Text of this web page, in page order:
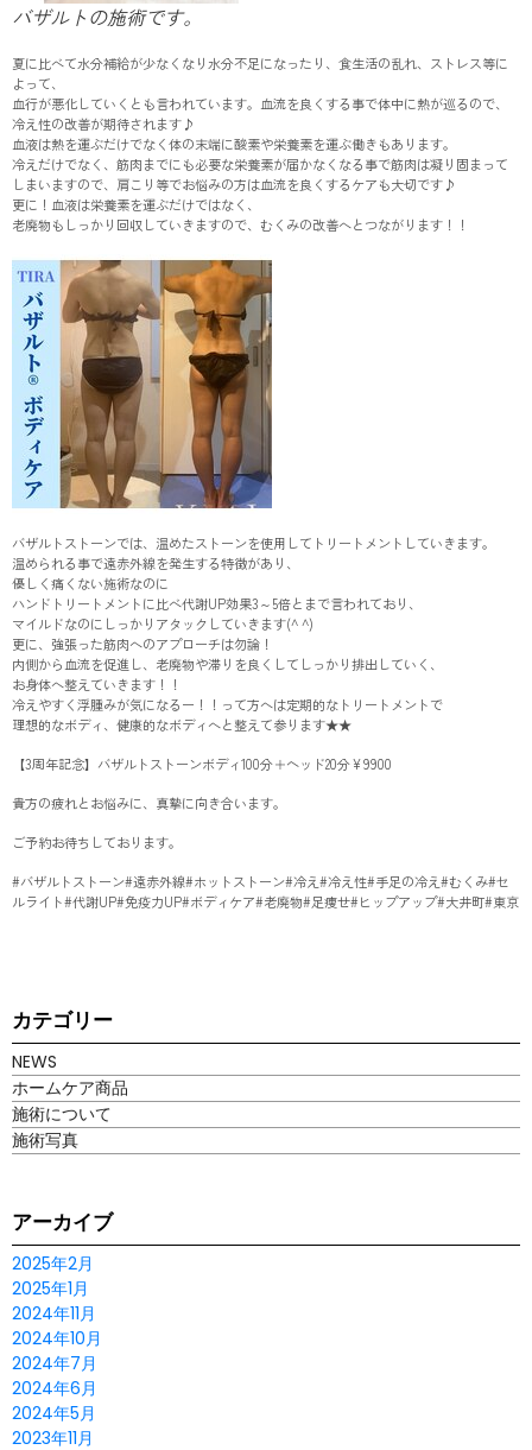
バザルトの施術です。
夏に比べて水分補給が少なくなり水分不足になったり、食生活の乱れ、ストレス等に
よって、
血行が悪化していくとも言われています。血流を良くする事で体中に熱が巡るので、
冷え性の改善が期待されます♪
血液は熱を運ぶだけでなく体の末端に酸素や栄養素を運ぶ働きもあります。
冷えだけでなく、筋肉までにも必要な栄養素が届かなくなる事で筋肉は凝り固まって
しまいますので、肩こり等でお悩みの方は血流を良くするケアも大切です♪
更に！血液は栄養素を運ぶだけではなく、
老廃物もしっかり回収していきますので、むくみの改善へとつながります！！
バザルトストーンでは、温めたストーンを使用してトリートメントしていきます。
温められる事で遠赤外線を発生する特徴があり、
優しく痛くない施術なのに
ハンドトリートメントに比べ代謝UP効果3～5倍とまで言われており、
マイルドなのにしっかりアタックしていきます(^ ^)
更に、強張った筋肉へのアプローチは勿論！
内側から血流を促進し、老廃物や滞りを良くしてしっかり排出していく、
お身体へ整えていきます！！
冷えやすく浮腫みが気になるー！！って方へは定期的なトリートメントで
理想的なボディ、健康的なボディへと整えて参ります★★
【3周年記念】バザルトストーンボディ100分＋ヘッド20分¥9900
貴方の疲れとお悩みに、真摯に向き合います。
ご予約お待ちしております。
#バザルトストーン#遠赤外線#ホットストーン#冷え#冷え性#手足の冷え#むくみ#セ
ルライト#代謝UP#免疫力UP#ボディケア#老廃物#足痩せ#ヒップアップ#大井町#東京
カテゴリー
NEWS
ホームケア商品
施術について
施術写真
アーカイブ
2025年2月
2025年1月
2024年11月
2024年10月
2024年7月
2024年6月
2024年5月
2023年11月